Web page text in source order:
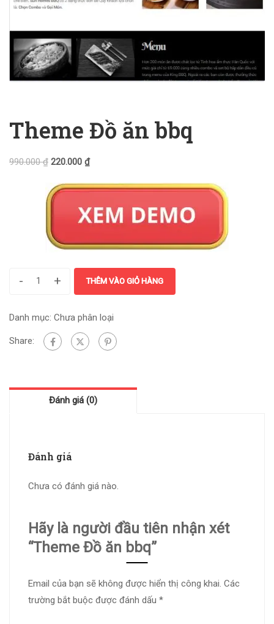
Theme Đồ ăn bbq
990.000₫ 220.000 ₫
- + THÊM VÀO GIỎ HÀNG
Danh mục: Chưa phân loại
Share:
Đánh giá (0)
Đánh giá
Chưa có đánh giá nào.
Hãy là người đầu tiên nhận xét
“Theme Đồ ăn bbq”
Email của bạn sẽ không được hiển thị công khai. Các
trường bắt buộc được đánh dấu *